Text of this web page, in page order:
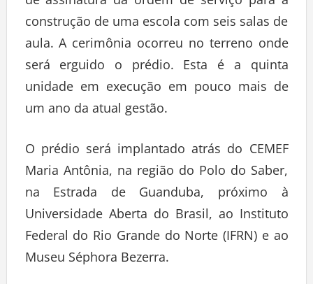
construção de uma escola com seis salas de
aula. A cerimônia ocorreu no terreno onde
será erguido o prédio. Esta é a quinta
unidade em execução em pouco mais de
um ano da atual gestão.
O prédio será implantado atrás do CEMEF
Maria Antônia, na região do Polo do Saber,
na Estrada de Guanduba, próximo à
Universidade Aberta do Brasil, ao Instituto
Federal do Rio Grande do Norte (IFRN) e ao
Museu Séphora Bezerra.